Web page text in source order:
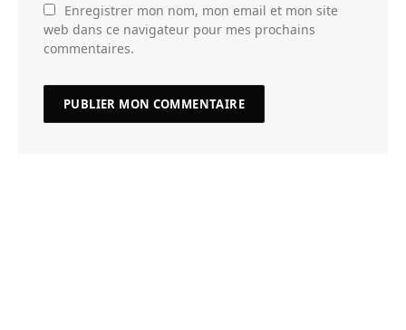
Enregistrer mon nom, mon email et mon site
web dans ce navigateur pour mes prochains
commentaires.